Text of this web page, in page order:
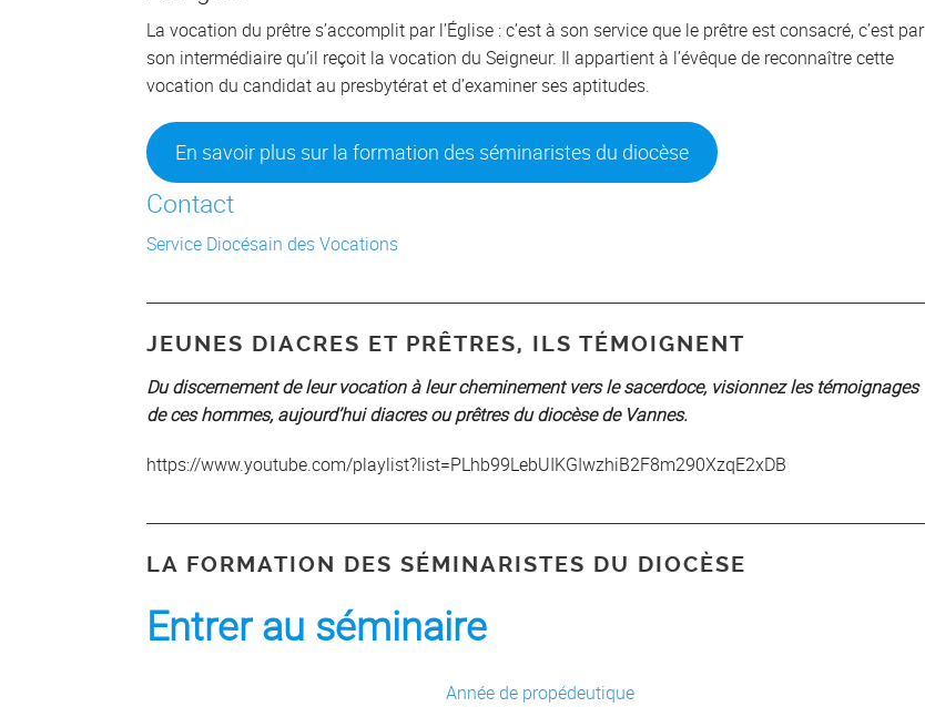
La vocation du prêtre s’accomplit par l’Église : c’est à son service que le prêtre est consacré, c’est par
son intermédiaire qu’il reçoit la vocation du Seigneur. Il appartient à l’évêque de reconnaître cette
vocation du candidat au presbytérat et d’examiner ses aptitudes.
En savoir plus sur la formation des séminaristes du diocèse
Contact
Service Diocésain des Vocations
JEUNES DIACRES ET PRÊTRES, ILS TÉMOIGNENT
Du discernement de leur vocation à leur cheminement vers le sacerdoce, visionnez les témoignages
de ces hommes, aujourd’hui diacres ou prêtres du diocèse de Vannes.
https://www.youtube.com/playlist?list=PLhb99LebUIKGIwzhiB2F8m290XzqE2xDB
LA FORMATION DES SÉMINARISTES DU DIOCÈSE
Entrer au séminaire
Année de propédeutique